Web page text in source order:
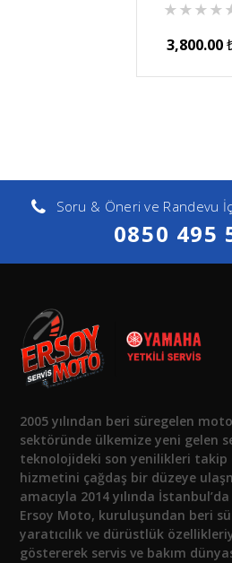
★ ★ ★ ★
3,800.00
Soru & Öneri ve Randevu
0850 495
2005 yılından beri süregelen
sektöründe ülkemize yeni gelen
teknolojideki son yenilikleri takip
hizmetini çağdaş bir düzeye
amacıyla 2014 yılında
Ersoy Moto, kuruluşundan beri
yaratıcılık ve dürüstlük
göstererek servis ve bakım